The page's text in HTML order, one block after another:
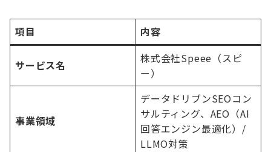
項目 内容
サービス名
株式会社Speee（スピ
ー）
事業領域
データドリブンSEOコン
サルティング、AEO（AI
回答エンジン最適化）/
LLMO対策